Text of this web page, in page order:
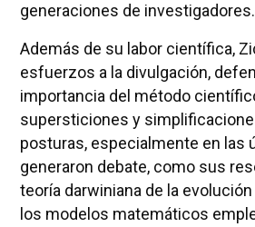
generaciones de investigadores.
Además de su labor científica,
esfuerzos a la divulgación,
importancia del método
supersticiones y
posturas, especialmente en las
generaron debate, como sus
teoría darwiniana de la
los modelos matemáticos